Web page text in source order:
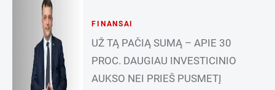
FINANSAI
UŽ TĄ PAČIĄ SUMĄ – APIE 30
PROC. DAUGIAU INVESTICINIO
AUKSO NEI PRIEŠ PUSMETĮ